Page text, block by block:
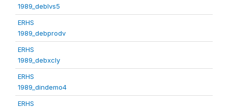
1989_deblvs5
ERHS
1989_debprodv
ERHS
1989_debxcly
ERHS
1989_dindemo4
ERHS